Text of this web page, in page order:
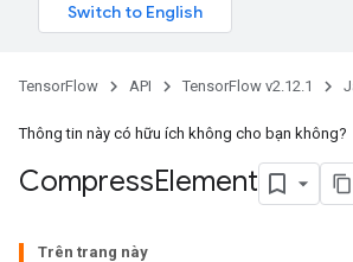
TensorFlow API TensorFlow v2.12.1
Thông tin này có hữu ích không cho bạn không?
CompressElement
Trên trang này